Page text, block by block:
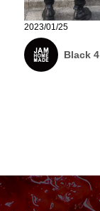
2023/01/25
Black 4